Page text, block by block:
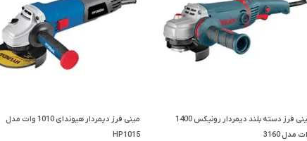
مینی فرز دسته بلند دیمردار رونیکس 1400
مدل 3160
مینی فرز دیمردار هیوندای 1010 وات مدل
HP1015